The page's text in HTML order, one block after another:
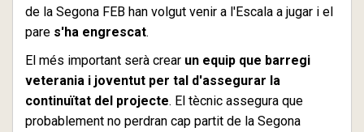
de la Segona FEB han volgut venir a l'Escala a jugar i el
pare s'ha engrescat.
El més important serà crear un equip que barregi
veterania i joventut per tal d'assegurar la
continuïtat del projecte. El tècnic assegura que
probablement no perdran cap partit de la Segona